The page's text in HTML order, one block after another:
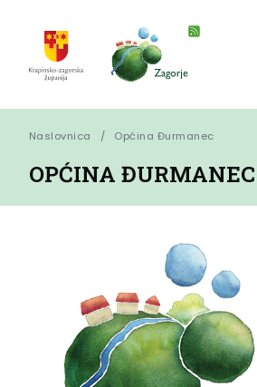
Naslovnica Općina Đurmanec
OPĆINA ĐURMANEC